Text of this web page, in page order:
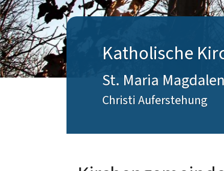
Katholische
St. Maria
Christi Auferstehung